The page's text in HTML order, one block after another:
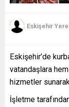
Eskişehir
Eskişehir’de
vatandaşlara
hizmetler
İşletme